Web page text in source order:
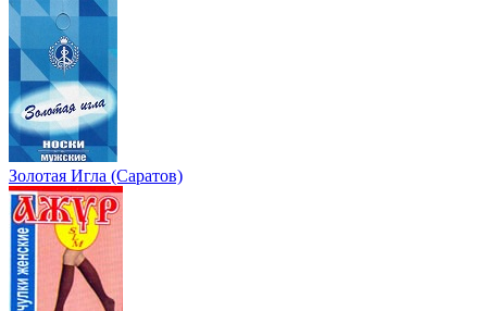
Золотая Игла (Саратов)